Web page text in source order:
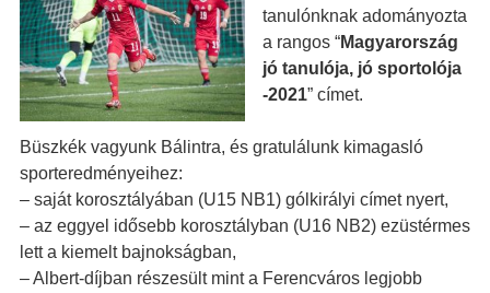
tanulónknak adományozta
a rangos “Magyarország
jó tanulója, jó sportolója
-2021” címet.
Büszkék vagyunk Bálintra, és gratulálunk kimagasló
sporteredményeihez:
– saját korosztályában (U15 NB1) gólkirályi címet nyert,
– az eggyel idősebb korosztályban (U16 NB2) ezüstérmes
lett a kiemelt bajnokságban,
– Albert-díjban részesült mint a Ferencváros legjobb